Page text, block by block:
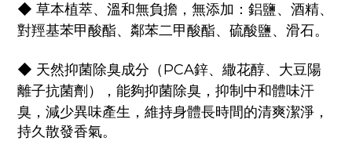
◆ 草本植萃、溫和無負擔，無添加：鋁鹽、酒精、
對羥基苯甲酸酯、鄰苯二甲酸酯、硫酸鹽、滑石。
◆ 天然抑菌除臭成分（PCA鋅、繖花醇、大豆陽
離子抗菌劑）， 能夠抑菌除臭，抑制中和體味汗
臭，減少異味產生，維持身體長時間的清爽潔淨，
持久散發香氣。